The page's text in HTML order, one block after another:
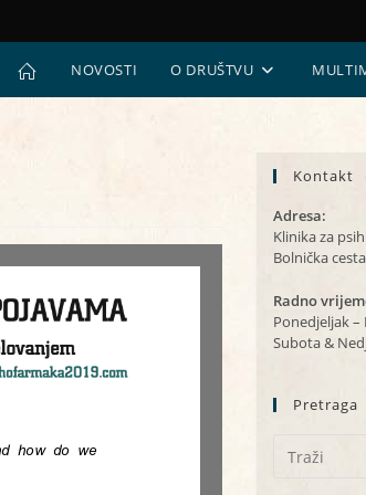
NOVOSTI O DRUŠTVU
Kontakt
Adresa:
Klinika za
Bolnička
Radno
Ponedjeljak –
Subota &
Pretraga